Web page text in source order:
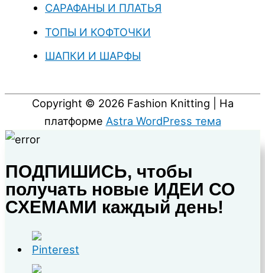
САРАФАНЫ И ПЛАТЬЯ
ТОПЫ И КОФТОЧКИ
ШАПКИ И ШАРФЫ
Copyright © 2026 Fashion Knitting | На
платформе Astra WordPress тема
ПОДПИШИСЬ, чтобы
получать новые ИДЕИ СО
СХЕМАМИ каждый день!